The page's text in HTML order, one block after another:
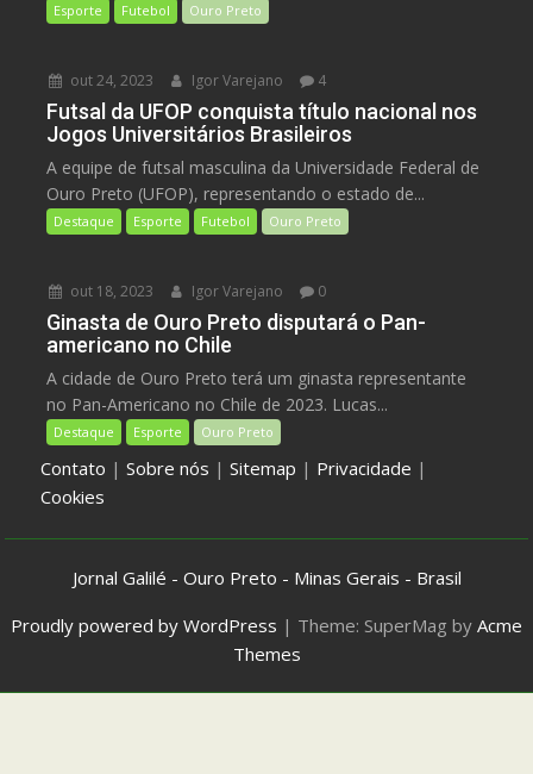
Esporte Futebol Ouro Preto
out 24, 2023 Igor Varejano 4
Futsal da UFOP conquista título nacional nos
Jogos Universitários Brasileiros
A equipe de futsal masculina da Universidade Federal de
Ouro Preto (UFOP), representando o estado de...
Destaque Esporte Futebol Ouro Preto
out 18, 2023 Igor Varejano 0
Ginasta de Ouro Preto disputará o Pan-
americano no Chile
A cidade de Ouro Preto terá um ginasta representante
no Pan-Americano no Chile de 2023. Lucas...
Destaque Esporte Ouro Preto
Contato |Sobre nós |Sitemap | Privacidade |
Cookies
Jornal Galilé - Ouro Preto - Minas Gerais - Brasil
Proudly powered by WordPress | Theme: SuperMag by Acme
Themes